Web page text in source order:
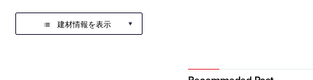
建材情報を表示